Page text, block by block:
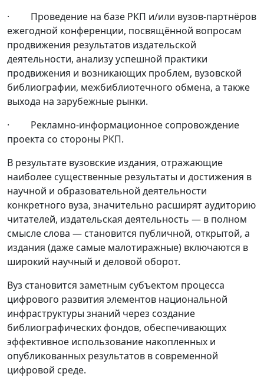
· Проведение на базе РКП и/или вузов-партнёров
ежегодной конференции, посвящённой вопросам
продвижения результатов издательской
деятельности, анализу успешной практики
продвижения и возникающих проблем, вузовской
библиографии, межбиблиотечного обмена, а также
выхода на зарубежные рынки.
· Рекламно-информационное сопровождение
проекта со стороны РКП.
В результате вузовские издания, отражающие
наиболее существенные результаты и достижения в
научной и образовательной деятельности
конкретного вуза, значительно расширят аудиторию
читателей, издательская деятельность — в полном
смысле слова — становится публичной, открытой, а
издания (даже самые малотиражные) включаются в
широкий научный и деловой оборот.
Вуз становится заметным субъектом процесса
цифрового развития элементов национальной
инфраструктуры знаний через создание
библиографических фондов, обеспечивающих
эффективное использование накопленных и
опубликованных результатов в современной
цифровой среде.